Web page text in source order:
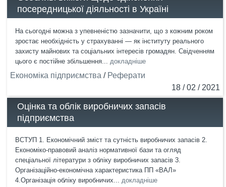
посередницької діяльності в Україні
На сьогодні можна з упевненістю зазначити, що з кожним роком
зростає необхідність у страхуванні — як інституту реального
захисту майнових та соціальних інтересів громадян. Свідченням
цього є постійне збільшення... докладніше
Економіка підприємства / Реферати
18 / 02 / 2021
Оцінка та облік виробничих запасів
підприємства
ВСТУП 1. Економічний зміст та сутність виробничих запасів 2.
Економіко-правовий аналіз нормативної бази та огляд
спеціальної літератури з обліку виробничих запасів 3.
Організаційно-економічна характеристика ПП «ВАЛ»
4.Організація обліку виробничих... докладніше